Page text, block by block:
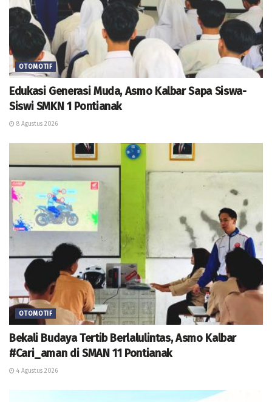
OTOMOTIF
Edukasi Generasi Muda, Asmo Kalbar Sapa Siswa-
Siswi SMKN 1 Pontianak
8 Agustus 2026
OTOMOTIF
Bekali Budaya Tertib Berlalulintas, Asmo Kalbar
#Cari_aman di SMAN 11 Pontianak
4 Agustus 2026